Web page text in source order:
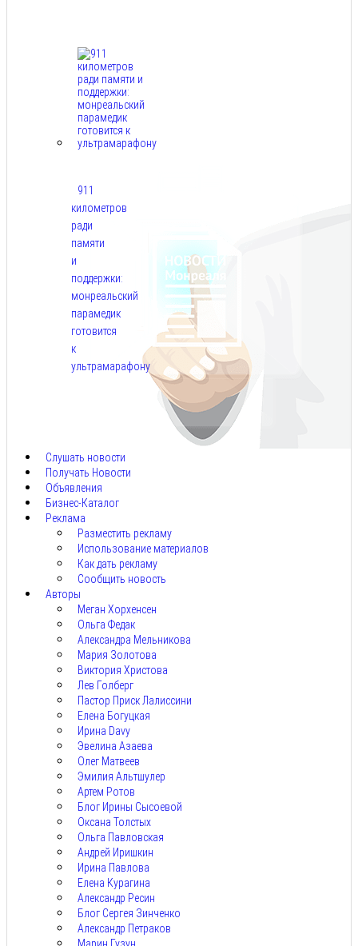
911
километров
ради
памяти
и
поддержки:
монреальский
парамедик
готовится
к
ультрамарафону
Слушать новости
Получать Новости
Объявления
Бизнес-Каталог
Реклама
Разместить рекламу
Использование материалов
Как дать рекламу
Сообщить новость
Авторы
Меган Хорхенсен
Ольга Федак
Александра Мельникова
Мария Золотова
Виктория Христова
Лев Голберг
Пастор Приск Лалиссини
Елена Богуцкая
Ирина Davy
Эвелина Азаева
Олег Матвеев
Эмилия Альтшулер
Артем Ротов
Блог Ирины Сысоевой
Оксана Толстых
Ольга Павловская
Андрей Иришкин
Ирина Павлова
Елена Курагина
Александр Ресин
Блог Сергея Зинченко
Александр Петраков